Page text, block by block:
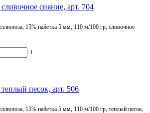
сияние, арт. 704
15% пайетка 5 мм, 110 м/100 гр, сливочное
+
песок, арт. 506
15% пайетка 5 мм, 110 м/100 гр, теплый песок,